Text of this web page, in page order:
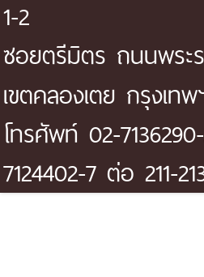
1-2
ซอยตรีมิตร ถนนพระ
เขตคลองเตย กรุงเทพ
โทรศัพท์ 02-
7124402-7 ต่อ 211-